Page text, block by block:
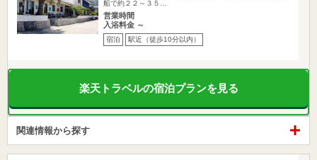
船で約２２～３５…
営業時間
入浴料金 ～
宿泊 駅近（徒歩10分以内）
楽天トラベルの宿泊プランを見る
関連情報から探す